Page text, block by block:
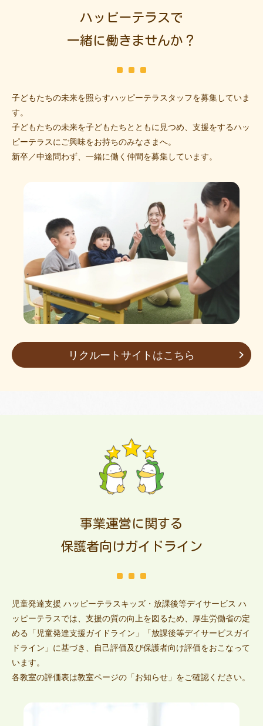
ハッピーテラスで
一緒に働きませんか？
子どもたちの未来を照らすハッピーテラスタッフを募集していま
す。
子どもたちの未来を子どもたちとともに見つめ、支援をするハッ
ピーテラスにご興味をお持ちのみなさまへ。
新卒／中途問わず、一緒に働く仲間を募集しています。
リクルートサイトはこちら
事業運営に関する
保護者向けガイドライン
児童発達支援 ハッピーテラスキッズ・放課後等デイサービス ハ
ッピーテラスでは、支援の質の向上を図るため、厚生労働省の定
める「児童発達支援ガイドライン」「放課後等デイサービスガイ
ドライン」に基づき、自己評価及び保護者向け評価をおこなって
います。
各教室の評価表は教室ページの「お知らせ」をご確認ください。